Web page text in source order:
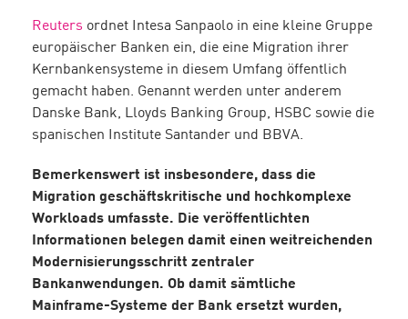
Reuters ordnet Intesa Sanpaolo in eine kleine Gruppe
europäischer Banken ein, die eine Migration ihrer
Kernbankensysteme in diesem Umfang öffentlich
gemacht haben. Genannt werden unter anderem
Danske Bank, Lloyds Banking Group, HSBC sowie die
spanischen Institute Santander und BBVA.
Bemerkenswert ist insbesondere, dass die
Migration geschäftskritische und hochkomplexe
Workloads umfasste. Die veröffentlichten
Informationen belegen damit einen weitreichenden
Modernisierungsschritt zentraler
Bankanwendungen. Ob damit sämtliche
Mainframe-Systeme der Bank ersetzt wurden,